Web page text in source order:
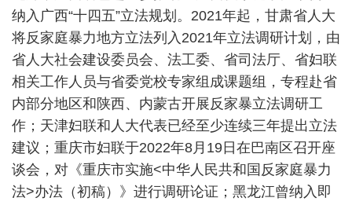
纳入广西“十四五”立法规划。 2021年起，甘肃省人大
将反家庭暴力地方立法列入 2021年立法调研计划，由
省人大社会建设委员会、法工委、省司法厅、省妇联
相关工作人员与省委党校专家组成课题组，专程赴省
内部分地区和陕西、内蒙古开展反家暴立法调研工
作；天津妇联和人大代表已经至少连续三年提出立法
建议；重庆市妇联于2022年8月 19 日在巴南区召开座
谈会，对《重庆市实施<中华人民共和国反家庭暴力
法>办法（初稿）》进行调研论证；黑龙江曾纳入即